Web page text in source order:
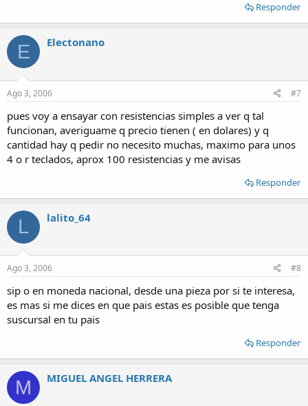
Responder
E Electonano
Ago 3, 2006 #7
pues voy a ensayar con resistencias simples a ver q tal
funcionan, averiguame q precio tienen ( en dolares) y q
cantidad hay q pedir no necesito muchas, maximo para unos
4 o r teclados, aprox 100 resistencias y me avisas
Responder
L lalito_64
Ago 3, 2006 #8
sip o en moneda nacional, desde una pieza por si te interesa,
es mas si me dices en que pais estas es posible que tenga
suscursal en tu pais
Responder
M MIGUEL ANGEL HERRERA